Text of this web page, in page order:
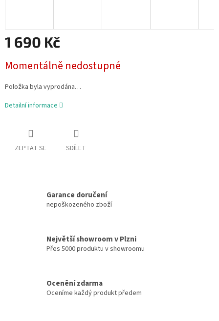
1 690 Kč
cena:
Momentálně nedostupné
Položka byla vyprodána…
Detailní informace
ZEPTAT SE SDÍLET
Garance doručení
nepoškozeného zboží
Největší showroom v Plzni
Přes 5000 produktu v showroomu
Ocenění zdarma
Oceníme každý produkt předem